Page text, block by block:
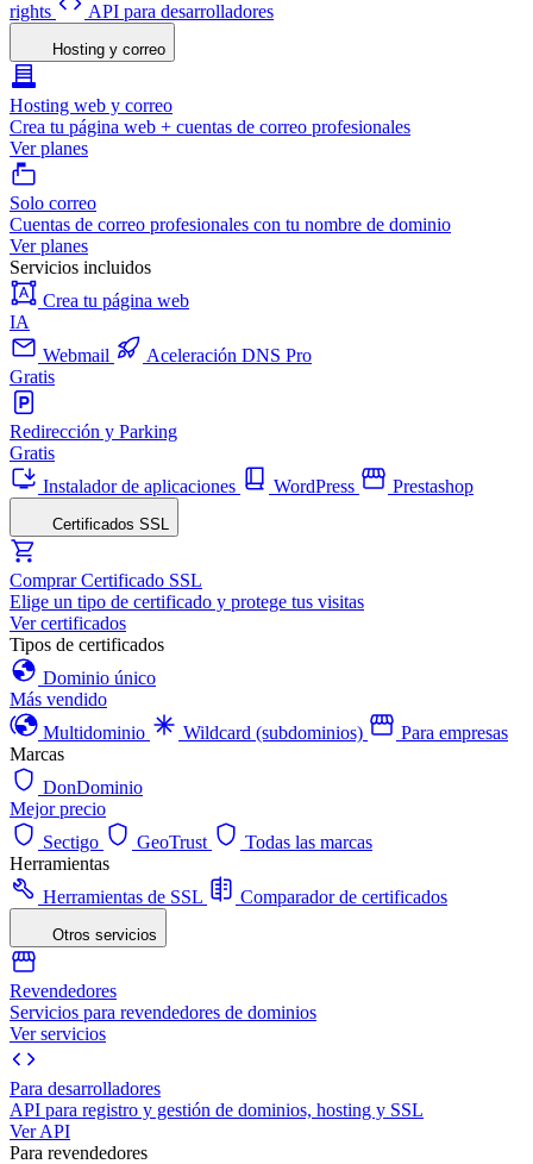
rights
API para desarrolladores
Hosting y correo
Hosting web y correo
Crea tu página web + cuentas de correo profesionales
Ver planes
Solo correo
Cuentas de correo profesionales con tu nombre de dominio
Ver planes
Servicios incluidos
Crea tu página web
IA
Webmail
Aceleración DNS Pro
Gratis
Redirección y Parking
Gratis
Instalador de aplicaciones
WordPress Prestashop
Certificados SSL
Comprar Certificado SSL
Elige un tipo de certificado y protege tus visitas
Ver certificados
Tipos de certificados
Dominio único
Más vendido
Multidominio
Wildcard (subdominios)
Para empresas
Marcas
DonDominio
Mejor precio
Sectigo
GeoTrust
Todas las marcas
Herramientas
Herramientas de SSL
Comparador de certificados
Otros servicios
Revendedores
Servicios para revendedores de dominios
Ver servicios
Para desarrolladores
API para registro y gestión de dominios, hosting y SSL
Ver API
Para revendedores